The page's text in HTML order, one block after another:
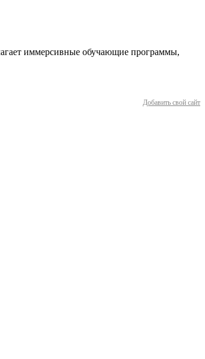
иммерсивные обучающие программы,
Добавить свой сайт